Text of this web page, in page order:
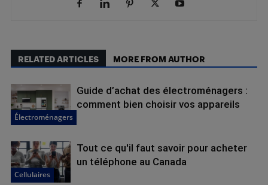
RELATED ARTICLES MORE FROM AUTHOR
Électroménagers
Guide d’achat des électroménagers :
comment bien choisir vos appareils
Cellulaires
Tout ce qu'il faut savoir pour acheter
un téléphone au Canada